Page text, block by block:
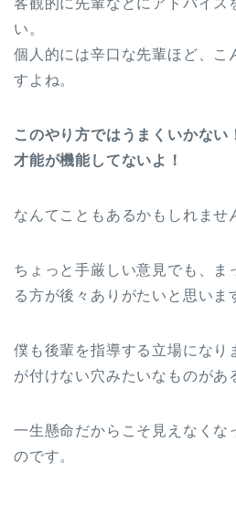
客観的に先輩などにアドバイス
い。
個人的には辛口な先輩ほど、こ
すよね。
このやり方ではうまくいかない
才能が機能してないよ！
なんてこともあるかもしれませ
ちょっと手厳しい意見でも、ま
る方が後々ありがたいと思いま
僕も後輩を指導する立場になり
が付けない穴みたいなものがあ
一生懸命だからこそ見えなくな
のです。